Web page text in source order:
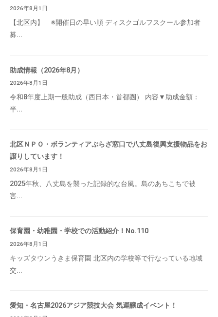
2026年8月1日
【北区内】 ※開催日の早い順 ディスクゴルフスクール参加者
募...
助成情報（2026年8月）
2026年8月1日
令和8年度上期一般助成（西日本・首都圏） 内容▼助成金額：
半...
北区ＮＰＯ・ボランティアぷらざ窓口で八丈島復興支援物品をお
譲りしています！
2026年8月1日
2025年秋、八丈島を襲った記録的な台風。島のあちこちで被
害...
保育園・幼稚園・学校での活動紹介！No.110
2026年8月1日
キッズタウンうきま保育園 北区内の学校等で行なっている地域
交...
愛知・名古屋2026アジア競技大会 気運醸成イベント！